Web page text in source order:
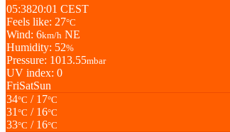
05:3820:01 CEST
Feels like: 27°C
Wind: 6km/h NE
Humidity: 52%
Pressure: 1013.55mbar
UV index: 0
FriSatSun
34°C / 17°C
31°C / 16°C
33°C / 16°C